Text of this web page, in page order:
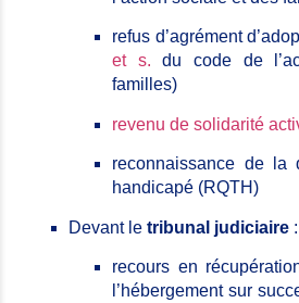
refus d’agrément
et s. du code de
familles)
revenu de solidarité
reconnaissance de la
handicapé (RQTH)
Devant letribunal judiciaire :
recours en
l’hébergement sur